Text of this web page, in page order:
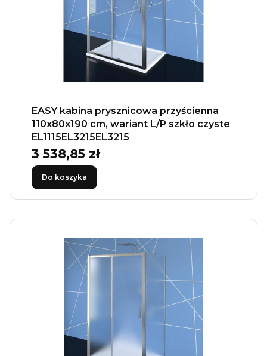
EASY kabina prysznicowa przyścienna
110x80x190 cm, wariant L/P szkło czyste
EL1115EL3215EL3215
Cena
3 538,85 zł
Do koszyka